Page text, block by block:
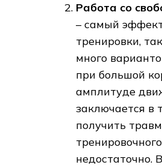
Работа со
– самый
тренировки,
много
при большой
амплитуде
заключается в
получить
недостаточно.